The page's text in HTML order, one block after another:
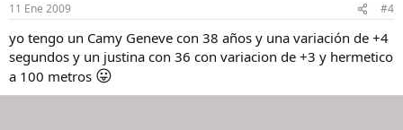
11 Ene 2009 #4
yo tengo un Camy Geneve con 38 años y una variación de +4
segundos y un justina con 36 con variacion de +3 y hermetico
a 100 metros 😛